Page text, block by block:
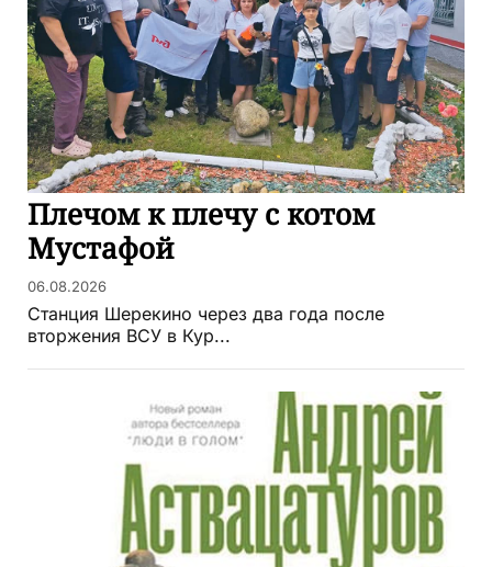
Плечом к плечу с котом
Мустафой
06.08.2026
Станция Шерекино через два года после
вторжения ВСУ в Кур...